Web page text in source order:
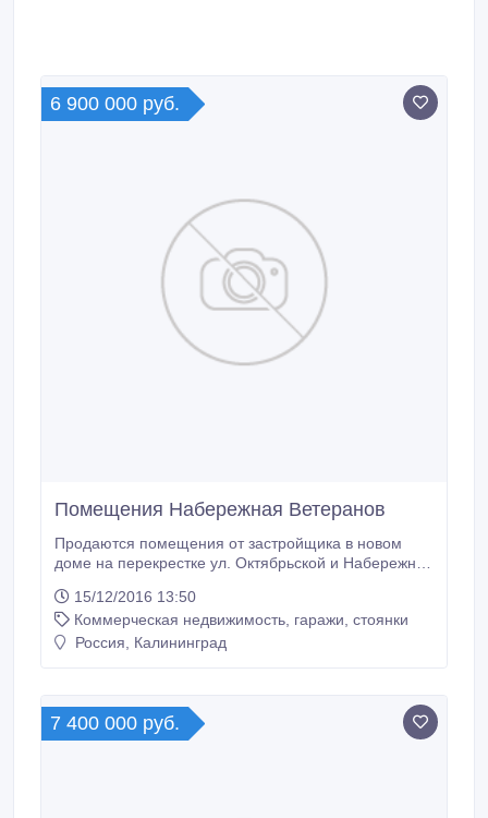
6 900 000 руб.
Помещения Набережная Ветеранов
Продаются помещения от застройщика в новом
доме на перекрестке ул. Октябрьской и Набережной
отопление. Потолки 3, 7 м. Витрины. Парковка.
Напротив идет реконструкция променада и
разводного моста. Обустраивается причал для
15/12/2016 13:50
Коммерческая недвижимость, гаражи, стоянки
Россия, Калининград
7 400 000 руб.